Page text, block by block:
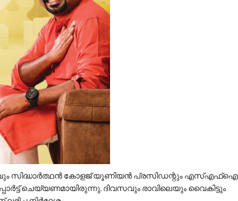
സിദ്ധാർത്ഥൻ കോളജ് യൂണിയൻ പ്രസിഡന്റും എസ്എഫ്ഐ
ചെയ്യണമായിരുന്നു. ദിവസവും രാവിലെയും വൈകിട്ടും